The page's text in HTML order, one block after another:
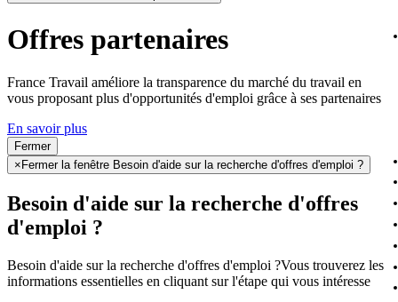
Offres partenaires
France Travail améliore la transparence du marché du travail en
vous proposant plus d'opportunités d'emploi grâce à ses partenaires
En savoir plus
Fermer
× Fermer la fenêtre Besoin d'aide sur la recherche d'offres d'emploi ?
Besoin d'aide sur la recherche d'offres
d'emploi ?
Besoin d'aide sur la recherche d'offres d'emploi ?Vous trouverez les
informations essentielles en cliquant sur l'étape qui vous intéresse